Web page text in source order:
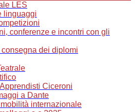
LES
linguaggi
conferenze e incontri con gli
dei diplomi
Ciceroni
a Dante
internazionale